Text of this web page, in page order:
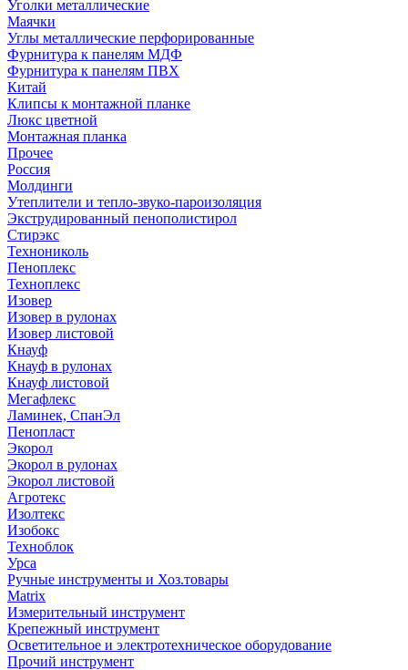
Уголки металлические
Маячки
Углы металлические перфорированные
Фурнитура к панелям МДФ
Фурнитура к панелям ПВХ
Китай
Клипсы к монтажной планке
Люкс цветной
Монтажная планка
Прочее
Россия
Молдинги
Утеплители и тепло-звуко-пароизоляция
Экструдированный пенополистирол
Стирэкс
Технониколь
Пеноплекс
Техноплекс
Изовер
Изовер в рулонах
Изовер листовой
Кнауф
Кнауф в рулонах
Кнауф листовой
Мегафлекс
Ламинек, СпанЭл
Пенопласт
Экорол
Экорол в рулонах
Экорол листовой
Агротекс
Изолтекс
Изобокс
Техноблок
Урса
Ручные инструменты и Хоз.товары
Matrix
Измерительный инструмент
Крепежный инструмент
Осветительное и электротехническое оборудование
Прочий инструмент